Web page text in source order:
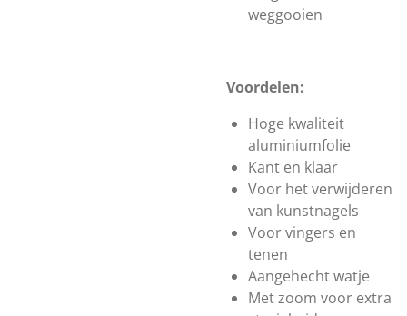
weggooien
Voordelen:
Hoge kwaliteit
aluminiumfolie
Kant en klaar
Voor het verwijderen
van kunstnagels
Voor vingers en
tenen
Aangehecht watje
Met zoom voor extra